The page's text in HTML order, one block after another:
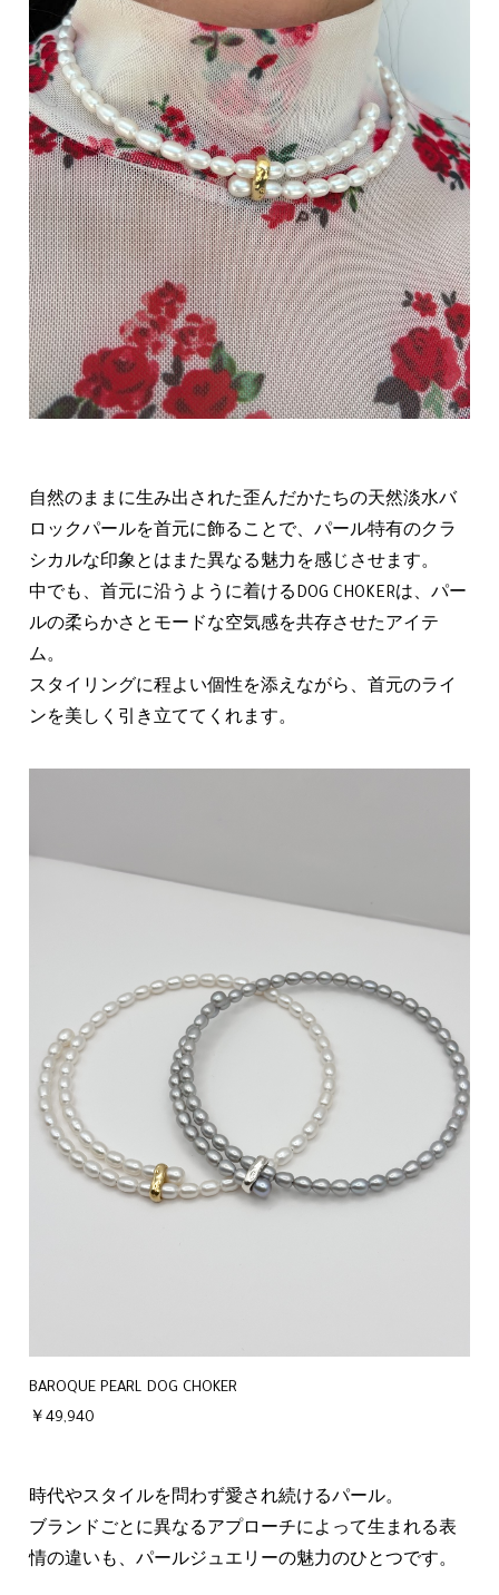
自然のままに生み出された歪んだかたちの天然淡水バ
ロックパールを首元に飾ることで、パール特有のクラ
シカルな印象とはまた異なる魅力を感じさせます。
中でも、首元に沿うように着けるDOG CHOKERは、パー
ルの柔らかさとモードな空気感を共存させたアイテ
ム。
スタイリングに程よい個性を添えながら、首元のライ
ンを美しく引き立ててくれます。
BAROQUE PEARL DOG CHOKER
￥49,940
時代やスタイルを問わず愛され続けるパール。
ブランドごとに異なるアプローチによって生まれる表
情の違いも、パールジュエリーの魅力のひとつです。